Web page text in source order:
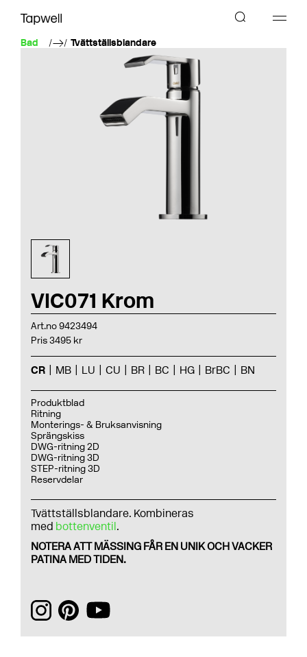
Bad Tvättställsblandare
VIC071 Krom
Art.no 9423494
Pris 3495 kr
CR MB LU CU BR BC HG BrBC BN
Produktblad
Ritning
Monterings- & Bruksanvisning
Sprängskiss
DWG-ritning 2D
DWG-ritning 3D
STEP-ritning 3D
Reservdelar
Tvättställsblandare. Kombineras
med bottenventil.
NOTERA ATT MÄSSING FÅR EN UNIK OCH VACKER
PATINA MED TIDEN.